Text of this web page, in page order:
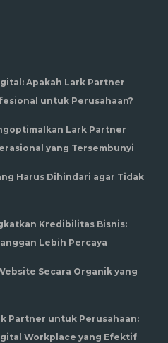
Apakah Lark Partner
untuk Perusahaan?
Lark Partner
yang Tersembunyi
Harus Dihindari agar Tidak
Kredibilitas Bisnis:
Lebih Percaya
Secara Organik yang
Partner untuk Perusahaan:
Workplace yang Efektif